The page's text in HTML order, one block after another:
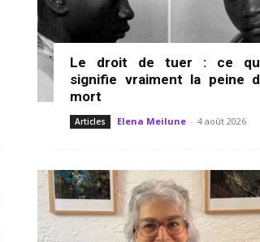
Le droit de tuer : ce
signifie vraiment la peine
mort
Articles Elena Meilune - 4 août 2026